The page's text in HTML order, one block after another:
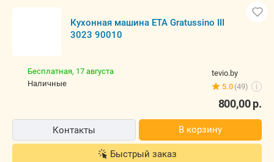
Кухонная машина ETA Gratussino III
3023 90010
tevio.by
5.0 (49) i
Бесплатная, 17 августа
наличные
800,00р.
Контакты В корзину
Быстрый заказ